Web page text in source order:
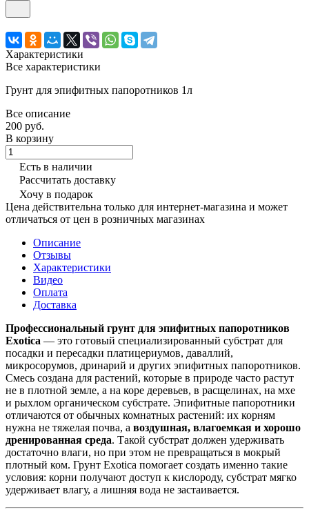
Характеристики
Все характеристики
Грунт для эпифитных папоротников 1л
Все описание
200 руб.
В корзину
Есть в наличии
Рассчитать доставку
Хочу в подарок
Цена действительна только для интернет-магазина и может
отличаться от цен в розничных магазинах
Описание
Отзывы
Характеристики
Видео
Оплата
Доставка
Профессиональный грунт для эпифитных папоротников
Exotica — это готовый специализированный субстрат для
посадки и пересадки платицериумов, даваллий,
микросорумов, дринарий и других эпифитных папоротников.
Смесь создана для растений, которые в природе часто растут
не в плотной земле, а на коре деревьев, в расщелинах, на мхе
и рыхлом органическом субстрате. Эпифитные папоротники
отличаются от обычных комнатных растений: их корням
нужна не тяжелая почва, а воздушная, влагоемкая и хорошо
дренированная среда. Такой субстрат должен удерживать
достаточно влаги, но при этом не превращаться в мокрый
плотный ком. Грунт Exotica помогает создать именно такие
условия: корни получают доступ к кислороду, субстрат мягко
удерживает влагу, а лишняя вода не застаивается.